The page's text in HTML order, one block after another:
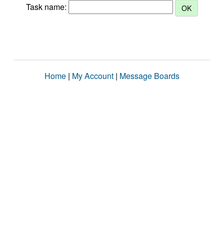
Task name:
Home | My Account | Message Boards